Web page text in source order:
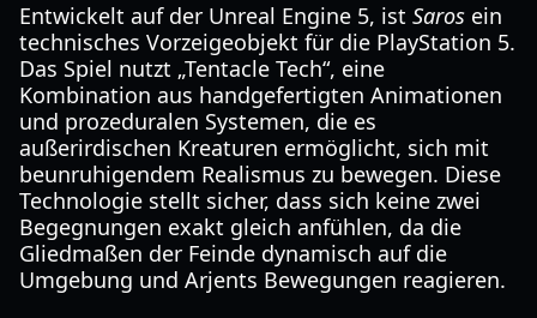
Entwickelt auf der Unreal Engine 5, ist Saros ein
technisches Vorzeigeobjekt für die PlayStation 5.
Das Spiel nutzt „Tentacle Tech“, eine
Kombination aus handgefertigten Animationen
und prozeduralen Systemen, die es
außerirdischen Kreaturen ermöglicht, sich mit
beunruhigendem Realismus zu bewegen. Diese
Technologie stellt sicher, dass sich keine zwei
Begegnungen exakt gleich anfühlen, da die
Gliedmaßen der Feinde dynamisch auf die
Umgebung und Arjents Bewegungen reagieren.